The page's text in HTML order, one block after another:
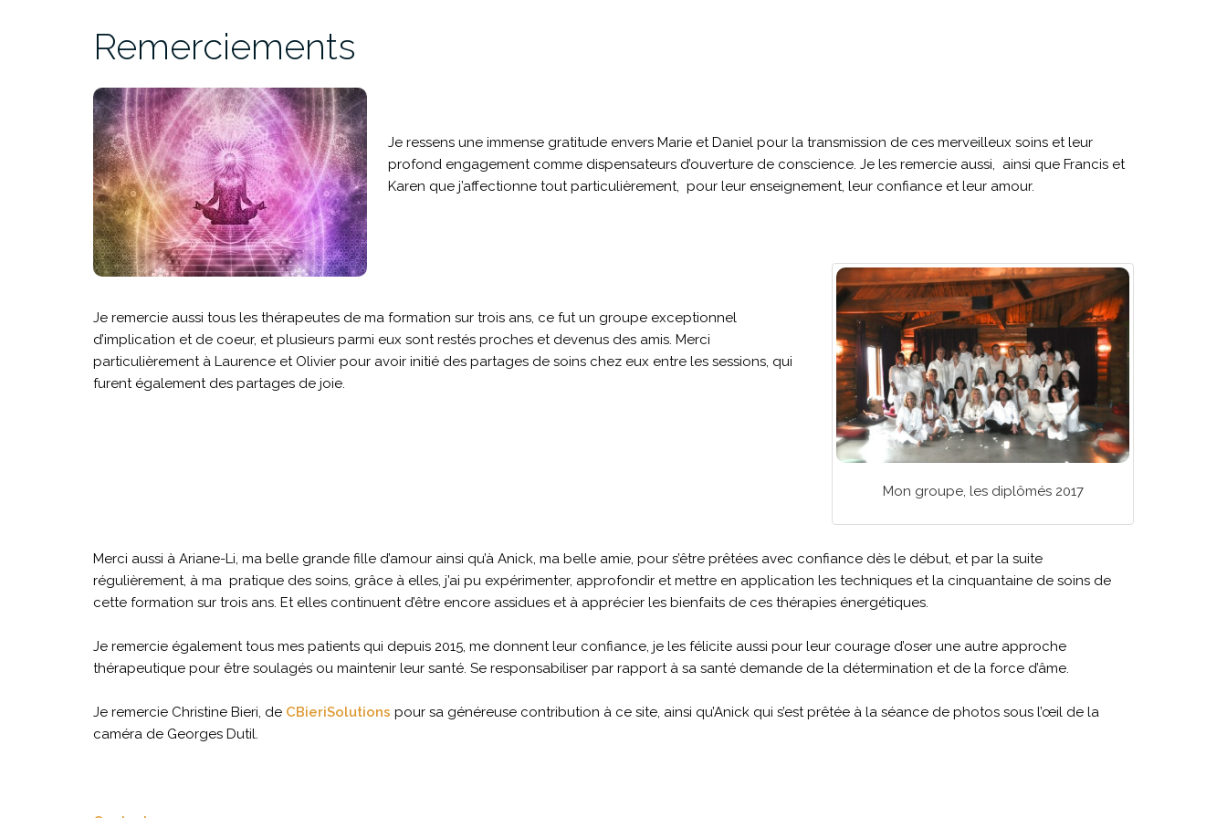
Remerciements
Je ressens une immense gratitude envers Marie et Daniel pour la transmission de ces merveilleux soins et leur
profond engagement comme dispensateurs d’ouverture de conscience. Je les remercie aussi, ainsi que Francis et
Karen que j’affectionne tout particulièrement, pour leur enseignement, leur confiance et leur amour.
Mon groupe, les diplômés 2017
Je remercie aussi tous les thérapeutes de ma formation sur trois ans, ce fut un groupe exceptionnel
d’implication et de coeur, et plusieurs parmi eux sont restés proches et devenus des amis. Merci
particulièrement à Laurence et Olivier pour avoir initié des partages de soins chez eux entre les sessions, qui
furent également des partages de joie.
Merci aussi à Ariane-Li, ma belle grande fille d’amour ainsi qu’à Anick, ma belle amie, pour s’être prêtées avec confiance dès le début, et par la suite
régulièrement, à ma pratique des soins, grâce à elles, j’ai pu expérimenter, approfondir et mettre en application les techniques et la cinquantaine de soins de
cette formation sur trois ans. Et elles continuent d’être encore assidues et à apprécier les bienfaits de ces thérapies énergétiques.
Je remercie également tous mes patients qui depuis 2015, me donnent leur confiance, je les félicite aussi pour leur courage d’oser une autre approche
thérapeutique pour être soulagés ou maintenir leur santé. Se responsabiliser par rapport à sa santé demande de la détermination et de la force d’âme.
Je remercie Christine Bieri, de CBieriSolutions pour sa généreuse contribution à ce site, ainsi qu’Anick qui s’est prêtée à la séance de photos sous l’œil de la
caméra de Georges Dutil.